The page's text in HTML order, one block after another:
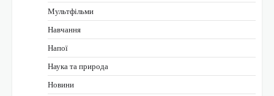
Мультфільми
Навчання
Напої
Наука та природа
Новини